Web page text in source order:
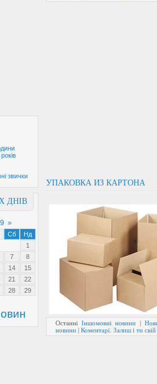
звички
ДНІВ
»
Сб
Нд
1
7
8
14
15
21
22
28
29
УПАКОВКА ИЗ КАРТОНА
ОстанніІншомовні новини |
новини | Коментарі. Залиш і ти